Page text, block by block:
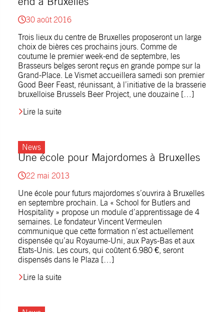
30 août 2016
Trois lieux du centre de Bruxelles proposeront un large
choix de bières ces prochains jours. Comme de
coutume le premier week-end de septembre, les
Brasseurs belges seront reçus en grande pompe sur la
Grand-Place. Le Vismet accueillera samedi son premier
Good Beer Feast, réunissant, à l’initiative de la brasserie
bruxelloise Brussels Beer Project, une douzaine […]
Lire la suite
Une école pour Majordomes à Bruxelles
News
22 mai 2013
Une école pour futurs majordomes s’ouvrira à Bruxelles
en septembre prochain. La « School for Butlers and
Hospitality » propose un module d’apprentissage de 4
semaines. Le fondateur Vincent Vermeulen
communique que cette formation n’est actuellement
dispensée qu’au Royaume-Uni, aux Pays-Bas et aux
Etats-Unis. Les cours, qui coûtent 6.980 €, seront
dispensés dans le Plaza […]
Lire la suite